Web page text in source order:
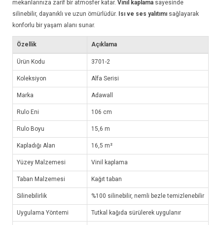
mekanlarınıza zarif bir atmosfer katar. Vinil kaplama sayesinde
silinebilir, dayanıklı ve uzun ömürlüdür. Isı ve ses yalıtımı sağlayarak
konforlu bir yaşam alanı sunar.
Özellik Açıklama
Ürün Kodu 3701-2
Koleksiyon Alfa Serisi
Marka Adawall
Rulo Eni 106 cm
Rulo Boyu 15,6 m
Kapladığı Alan 16,5 m²
Yüzey Malzemesi Vinil kaplama
Taban Malzemesi Kağıt taban
Silinebilirlik %100 silinebilir, nemli bezle temizlenebilir
Uygulama Yöntemi Tutkal kağıda sürülerek uygulanır